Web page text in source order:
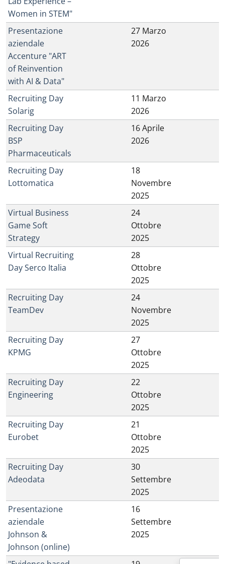
Women in STEM"
Presentazione
aziendale
Accenture "ART
of Reinvention
with AI & Data"
27 Marzo
2026
Recruiting Day
Solarig
11 Marzo
2026
Recruiting Day
BSP
Pharmaceuticals
16 Aprile
2026
Recruiting Day
Lottomatica
18
Novembre
2025
Virtual Business
Game Soft
Strategy
24
Ottobre
2025
Virtual Recruiting
Day Serco Italia
28
Ottobre
2025
Recruiting Day
TeamDev
24
Novembre
2025
Recruiting Day
KPMG
27
Ottobre
2025
Recruiting Day
Engineering
22
Ottobre
2025
Recruiting Day
Eurobet
21
Ottobre
2025
Recruiting Day
Adeodata
30
Settembre
2025
Presentazione
aziendale
Johnson &
Johnson (online)
16
Settembre
2025